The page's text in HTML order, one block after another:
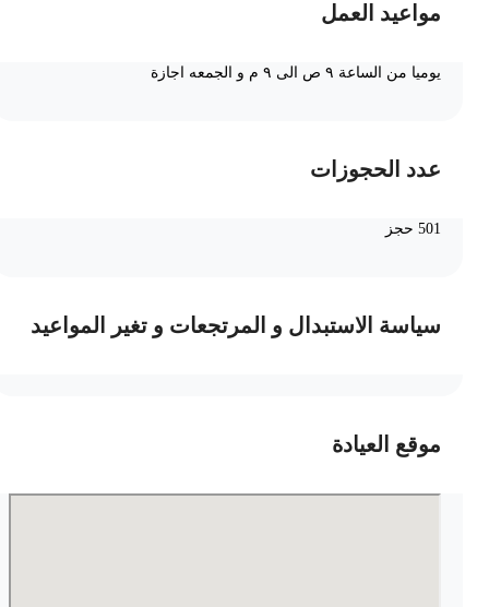
مواعيد العمل
يوميا من الساعة ٩ ص الى ٩ م و الجمعه اجازة
عدد الحجوزات
سياسة الاستبدال و المرتجعات و تغير المواعيد
موقع العيادة